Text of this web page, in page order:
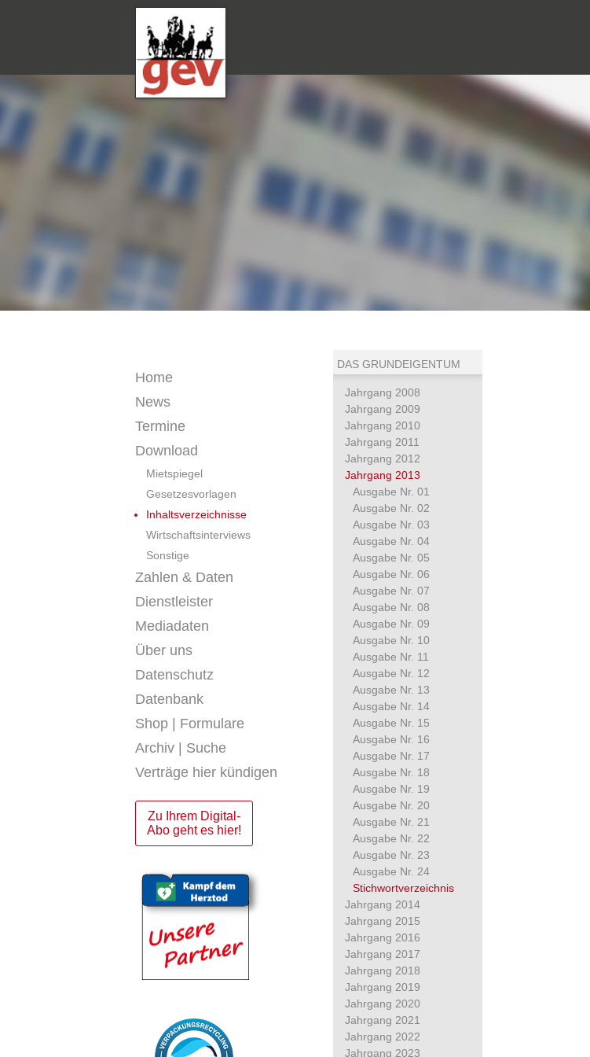
Home
News
Termine
Download
Mietspiegel
Gesetzesvorlagen
Inhaltsverzeichnisse
Wirtschaftsinterviews
Sonstige
Zahlen & Daten
Dienstleister
Mediadaten
Über uns
Datenschutz
Datenbank
Shop | Formulare
Archiv | Suche
Verträge hier kündigen
Zu Ihrem Digital-
Abo geht es hier!
DAS GRUNDEIGENTUM
Jahrgang 2008
Jahrgang 2009
Jahrgang 2010
Jahrgang 2011
Jahrgang 2012
Jahrgang 2013
Ausgabe Nr. 01
Ausgabe Nr. 02
Ausgabe Nr. 03
Ausgabe Nr. 04
Ausgabe Nr. 05
Ausgabe Nr. 06
Ausgabe Nr. 07
Ausgabe Nr. 08
Ausgabe Nr. 09
Ausgabe Nr. 10
Ausgabe Nr. 11
Ausgabe Nr. 12
Ausgabe Nr. 13
Ausgabe Nr. 14
Ausgabe Nr. 15
Ausgabe Nr. 16
Ausgabe Nr. 17
Ausgabe Nr. 18
Ausgabe Nr. 19
Ausgabe Nr. 20
Ausgabe Nr. 21
Ausgabe Nr. 22
Ausgabe Nr. 23
Ausgabe Nr. 24
Stichwortverzeichnis
Jahrgang 2014
Jahrgang 2015
Jahrgang 2016
Jahrgang 2017
Jahrgang 2018
Jahrgang 2019
Jahrgang 2020
Jahrgang 2021
Jahrgang 2022
Jahrgang 2023